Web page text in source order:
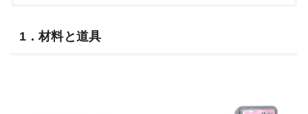
1．材料と道具